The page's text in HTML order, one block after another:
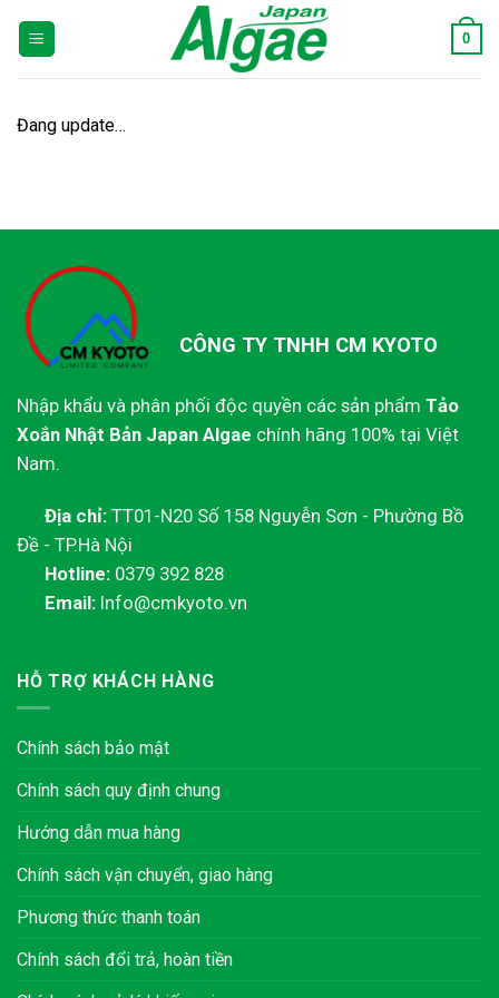
0
Đang update…
CÔNG TY TNHH CM KYOTO
Nhập khẩu và phân phối độc quyền các sản phẩm Tảo
Xoắn Nhật Bản Japan Algae chính hãng 100% tại Việt
Nam.
Địa chỉ: TT01-N20 Số 158 Nguyễn Sơn - Phường Bồ
Đề - TP.Hà Nội
Hotline: 0379 392 828
Email: Info@cmkyoto.vn
HỖ TRỢ KHÁCH HÀNG
Chính sách bảo mật
Chính sách quy định chung
Hướng dẫn mua hàng
Chính sách vận chuyển, giao hàng
Phương thức thanh toán
Chính sách đổi trả, hoàn tiền